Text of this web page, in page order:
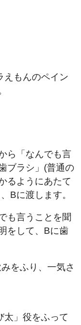
えもんのペイン
ら「なんでも言
ブラシ」(普通の
るようにあたて
Bに渡します。
も言うことを聞
をして、Bに歯
をふり、一気さ
太」役をふって